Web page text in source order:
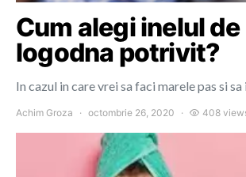
Cum alegi inelul de
logodna potrivit?
In cazul in care vrei sa faci marele pas si
Achim Groza octombrie 26, 2020 408